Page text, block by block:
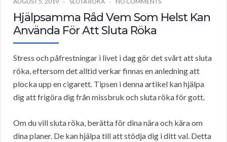
Hjälpsamma Råd Vem Som Helst Kan
Använda För Att Sluta Röka
Stress och påfrestningar i livet i dag gör det svårt att sluta
röka, eftersom det alltid verkar finnas en anledning att
plocka upp en cigarett. Tipsen i denna artikel kan hjälpa
dig att frigöra dig från missbruk och sluta röka för gott.
Om du vill sluta röka, berätta för dina nära och kära om
dina planer. De kan hjälpa till att stödja dig i ditt val. Detta